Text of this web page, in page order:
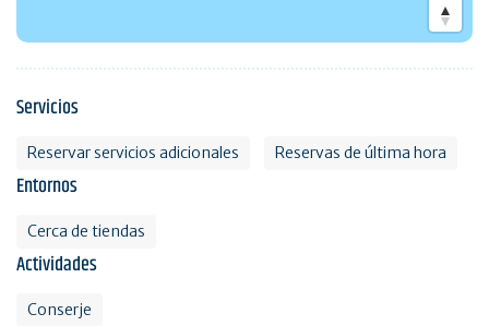
Servicios
Reservar servicios adicionales Reservas de última hora
Entornos
Cerca de tiendas
Actividades
Conserje